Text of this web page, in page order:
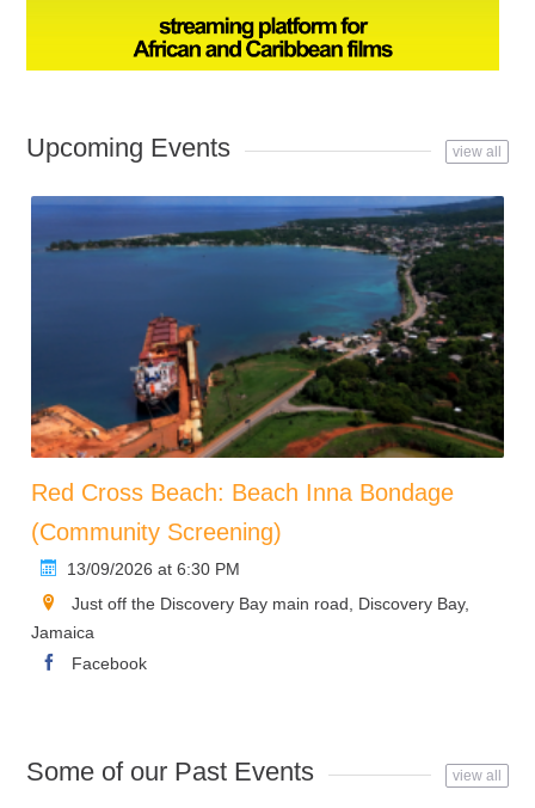
Upcoming Events view all
Red Cross Beach: Beach Inna Bondage
(Community Screening)
13/09/2026 at 6:30 PM
Just off the Discovery Bay main road, Discovery Bay,
Jamaica
Facebook
Some of our Past Events view all